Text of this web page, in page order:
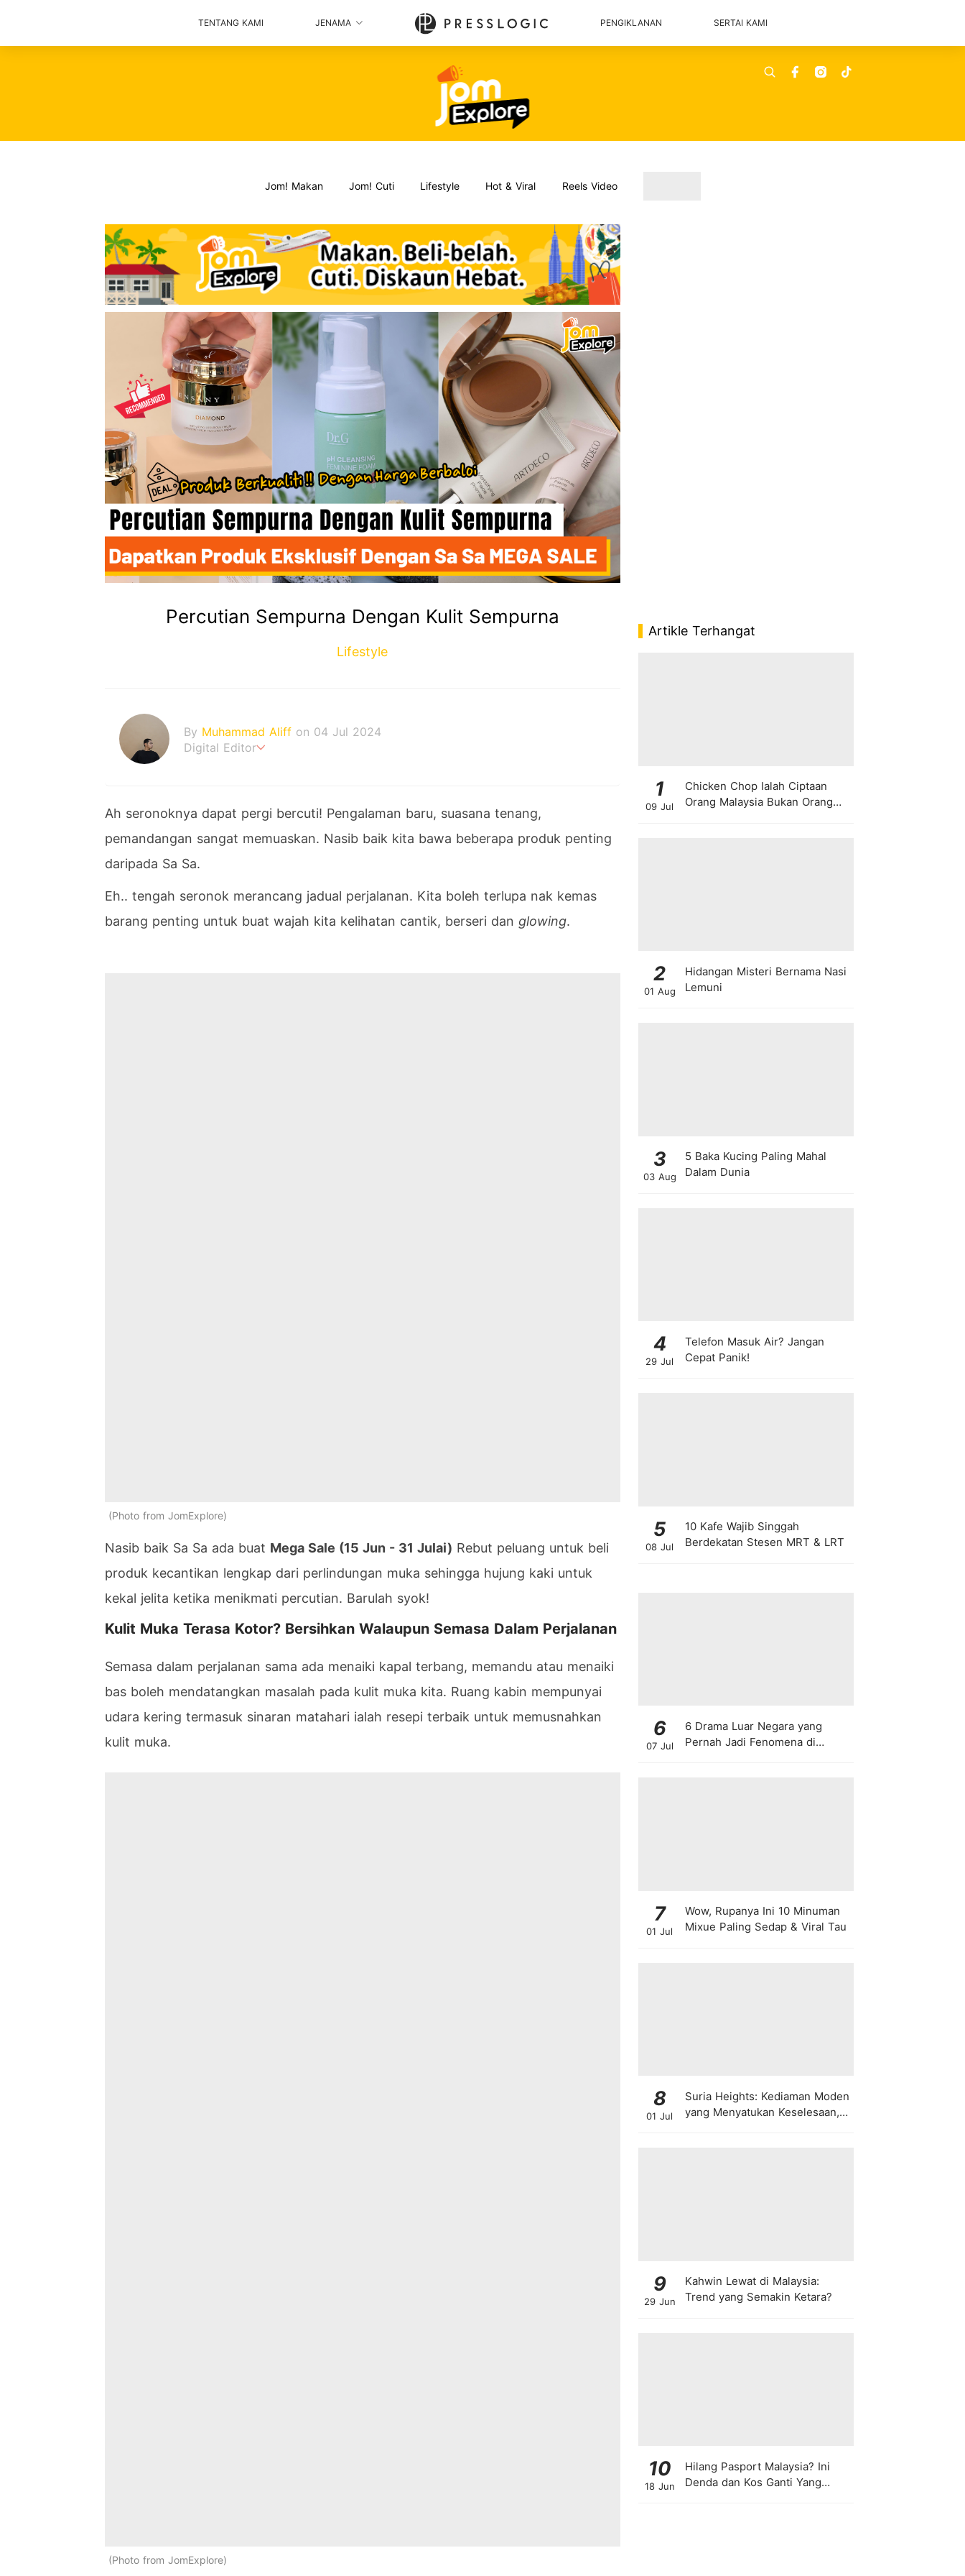
TENTANG KAMI JENAMA PENGIKLANAN SERTAI KAMI
Jom! Makan Jom! Cuti Lifestyle Hot & Viral Reels Video
Percutian Sempurna Dengan Kulit Sempurna
Lifestyle
By Muhammad Aliff on 04 Jul 2024
Digital Editor
Ah seronoknya dapat pergi bercuti! Pengalaman baru, suasana tenang,
pemandangan sangat memuaskan. Nasib baik kita bawa beberapa produk penting
daripada Sa Sa.
Eh.. tengah seronok merancang jadual perjalanan. Kita boleh terlupa nak kemas
barang penting untuk buat wajah kita kelihatan cantik, berseri dan glowing.
Photo from JomExplore
Nasib baik Sa Sa ada buat Mega Sale (15 Jun - 31 Julai) Rebut peluang untuk beli
produk kecantikan lengkap dari perlindungan muka sehingga hujung kaki untuk
kekal jelita ketika menikmati percutian. Barulah syok!
Kulit Muka Terasa Kotor? Bersihkan Walaupun Semasa Dalam Perjalanan
Semasa dalam perjalanan sama ada menaiki kapal terbang, memandu atau menaiki
bas boleh mendatangkan masalah pada kulit muka kita. Ruang kabin mempunyai
udara kering termasuk sinaran matahari ialah resepi terbaik untuk memusnahkan
kulit muka.
Photo from JomExplore
Artikle Terhangat
1
09 Jul
Chicken Chop Ialah Ciptaan
Orang Malaysia Bukan Orang
2
01 Aug
Hidangan Misteri Bernama Nasi
Lemuni
3
03 Aug
5 Baka Kucing Paling Mahal
Dalam Dunia
4
29 Jul
Telefon Masuk Air? Jangan
Cepat Panik!
5
08 Jul
10 Kafe Wajib Singgah
Berdekatan Stesen MRT & LRT
6
07 Jul
6 Drama Luar Negara yang
Pernah Jadi Fenomena di
7
01 Jul
Wow, Rupanya Ini 10 Minuman
Mixue Paling Sedap & Viral Tau
8
01 Jul
Suria Heights: Kediaman Moden
yang Menyatukan Keselesaan,
9
29 Jun
Kahwin Lewat di Malaysia:
Trend yang Semakin Ketara?
10
18 Jun
Hilang Pasport Malaysia? Ini
Denda dan Kos Ganti Yang